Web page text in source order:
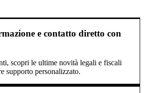
e contatto diretto con
scopri le ultime novità legali e fiscali
supporto personalizzato.